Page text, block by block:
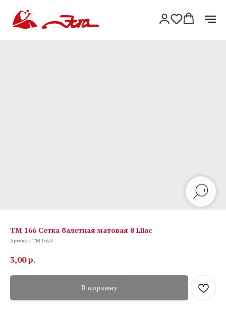
TM 166 Сетка балетная матовая 8 Lilac
Артикул:TM 166.8
3,00р.
В корзину